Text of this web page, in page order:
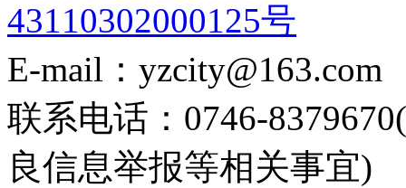
43110302000125号
E-mail：yzcity@163.com
联系电话：0746-
良信息举报等相关事宜)